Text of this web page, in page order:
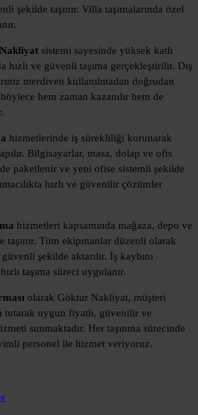
şekilde taşınır. Villa taşımalarında özel
sistemi sayesinde yüksek katlı
hızlı ve güvenli taşıma gerçekleştirilir. Dış
merdiven kullanılmadan doğrudan
hem zaman kazanılır hem de
hizmetlerinde iş sürekliliği korunarak
Bilgisayarlar, masa, dolap ve ofis
paketlenir ve yeni ofise sistemli şekilde
hızlı ve güvenilir çözümler
hizmetleri kapsamında mağaza, depo ve
taşınır. Tüm ekipmanlar düzenli olarak
şekilde aktarılır. İş kaybını
taşıma süreci uygulanır.
olarak Göktur Nakliyat, müşteri
tutarak uygun fiyatlı, güvenilir ve
sunmaktadır. Her taşınma sürecinde
personel ile hizmet veriyoruz.